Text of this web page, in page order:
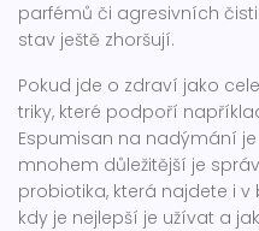
parfémů či agresivních
stav ještě zhoršují.
Pokud jde o zdraví jako
triky, které podpoří
Espumisan na nadýmání
mnohem důležitější je
probiotika, která najdete i
kdy je nejlepší je užívat a